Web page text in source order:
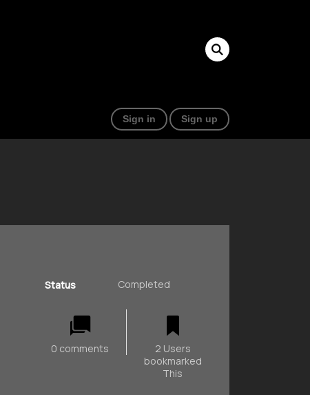
Sign in Sign up
Status Completed
0 comments
2 Users
bookmarked
This